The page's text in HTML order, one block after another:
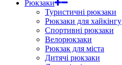
Рюкзаки
Туристичні рюкзаки
Рюкзаки для хайкінгу
Спортивні рюкзаки
Велорюкзаки
Рюкзак для міста
Дитячі рюкзаки